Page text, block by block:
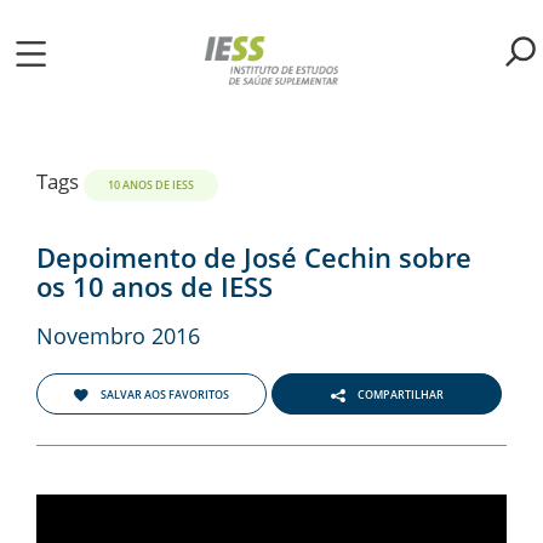
para
Tags 10 ANOS DE IESS
Depoimento de José Cechin sobre
os 10 anos de IESS
Novembro 2016
SALVAR AOS FAVORITOS COMPARTILHAR